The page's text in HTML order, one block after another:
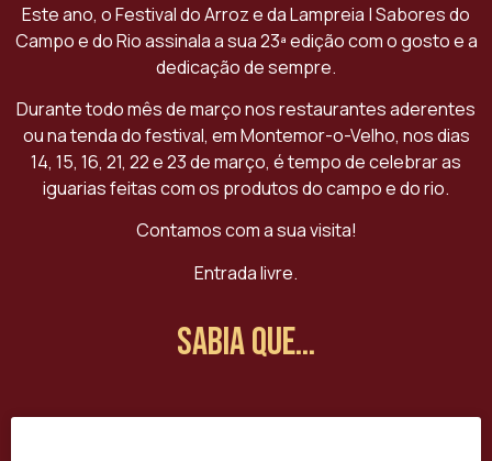
Este ano, o Festival do Arroz e da Lampreia | Sabores do
Campo e do Rio assinala a sua 23ª edição com o gosto e a
dedicação de sempre.
Durante todo mês de março nos restaurantes aderentes
ou na tenda do festival, em Montemor-o-Velho, nos dias
14, 15, 16, 21, 22 e 23 de março, é tempo de celebrar as
iguarias feitas com os produtos do campo e do rio.
Contamos com a sua visita!
Entrada livre.
Sabia que...